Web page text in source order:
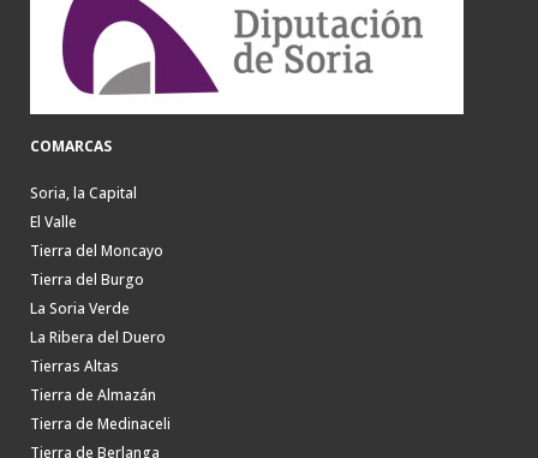
COMARCAS
Soria, la Capital
El Valle
Tierra del Moncayo
Tierra del Burgo
La Soria Verde
La Ribera del Duero
Tierras Altas
Tierra de Almazán
Tierra de Medinaceli
Tierra de Berlanga